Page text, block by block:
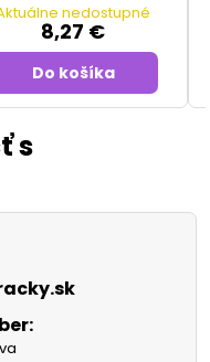
nedostupné
8,27 €
Do košíka
s